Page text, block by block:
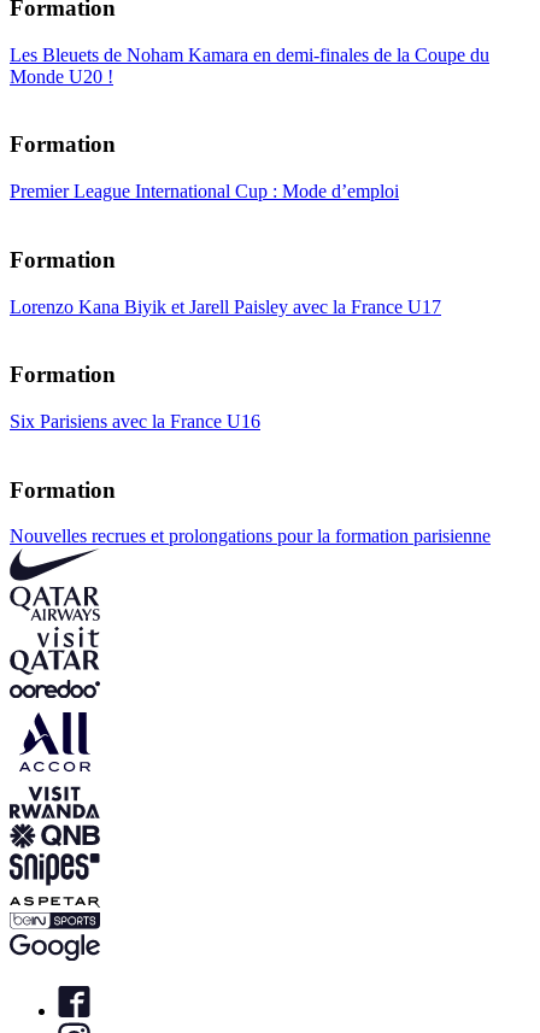
Formation
Les Bleuets de Noham Kamara en demi-finales de la Coupe du
Monde U20 !
Formation
Premier League International Cup : Mode d’emploi
Formation
Lorenzo Kana Biyik et Jarell Paisley avec la France U17
Formation
Six Parisiens avec la France U16
Formation
Nouvelles recrues et prolongations pour la formation parisienne